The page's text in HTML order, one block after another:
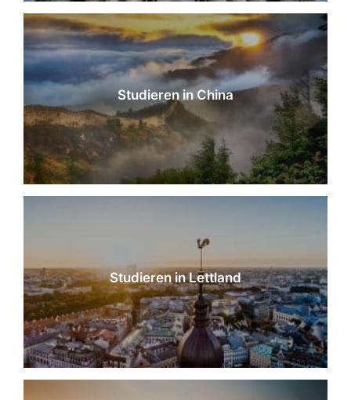
Studieren in China
Studieren in Lettland